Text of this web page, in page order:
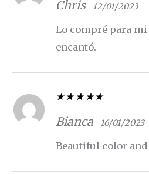
5de 5
Chris 12/01/2023
Lo compré para mi
encantó.
5de 5
Bianca 16/01/2023
Beautiful color